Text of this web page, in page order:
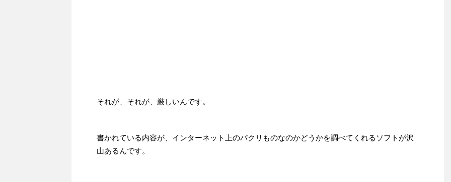
それが、それが、厳しいんです。
書かれている内容が、インターネット上のパクリものなのかどうかを調べてくれるソフトが沢
山あるんです。